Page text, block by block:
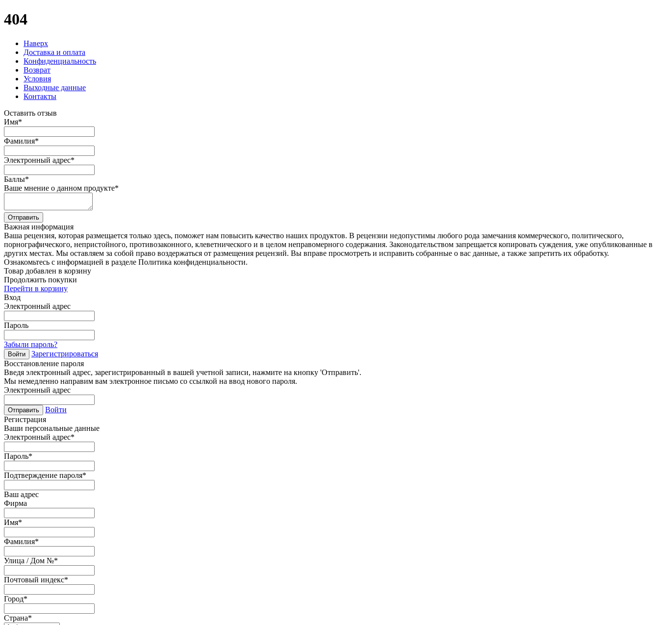
404
Наверх
Доставка и оплата
Конфиденциальность
Возврат
Условия
Выходные данные
Контакты
Оставить отзыв
Имя*
Фамилия*
Электронный адрес*
Баллы*
Ваше мнение о данном продукте*
Отправить
Важная информация
Ваша рецензия, которая размещается только здесь, поможет нам повысить качество наших продуктов. В рецензии недопустимы любого рода замечания коммерческого, политического,
порнографического, непристойного, противозаконного, клеветнического и в целом неправомерного содержания. Законодательством запрещается копировать суждения, уже опубликованные в
других местах. Мы оставляем за собой право воздержаться от размещения рецензий. Вы вправе просмотреть и исправить собранные о вас данные, а также запретить их обработку.
Ознакомьтесь с информацией в разделе Политика конфиденциальности.
Товар добавлен в корзину
Продолжить покупки
Перейти в корзину
Вход
Электронный адрес
Пароль
Забыли пароль?
Войти
Зарегистрироваться
Восстановление пароля
Введя электронный адрес, зарегистрированный в вашей учетной записи, нажмите на кнопку 'Отправить'.
Мы немедленно направим вам электронное письмо со ссылкой на ввод нового пароля.
Электронный адрес
Отправить
Войти
Регистрация
Ваши персональные данные
Электронный адрес*
Пароль*
Подтверждение пароля*
Ваш адрес
Фирма
Имя*
Фамилия*
Улица / Дом №*
Почтовый индекс*
Город*
Страна*